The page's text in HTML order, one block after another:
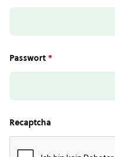
Passwort *
Recaptcha